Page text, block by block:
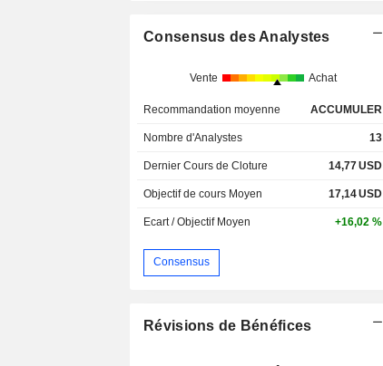
Consensus des Analystes
Vente Achat
Recommandation moyenne ACCUMULER
Nombre d'Analystes 13
Dernier Cours de Cloture 14,77USD
Objectif de cours Moyen 17,14USD
Ecart / Objectif Moyen +16,02 %
Consensus
Révisions de Bénéfices